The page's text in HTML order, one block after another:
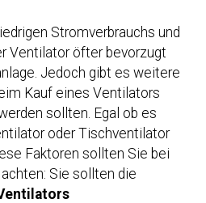
Stromverbrauchs und
Ventilator öfter bevorzugt
Jedoch gibt es weitere
Kauf eines Ventilators
sollten. Egal ob es
oder Tischventilator
Faktoren sollten Sie bei
Sie sollten die